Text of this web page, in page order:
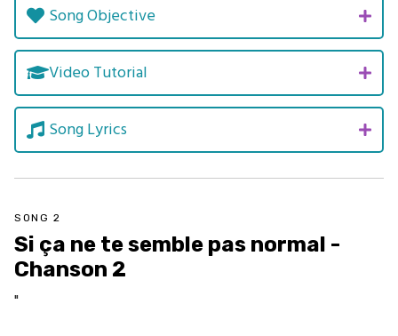
Song Objective
Video Tutorial
Song Lyrics
SONG 2
Si ça ne te semble pas normal -
Chanson 2
"